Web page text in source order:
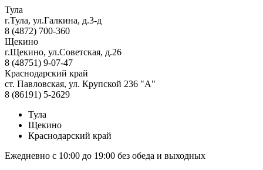
Тула
г.Тула, ул.Галкина, д.3-д
8 (4872) 700-360
Щекино
г.Щекино, ул.Советская, д.26
8 (48751) 9-07-47
Краснодарский край
ст. Павловская, ул. Крупской 236 "А"
8 (86191) 5-2629
Тула
Щекино
Краснодарский край
Ежедневно с 10:00 до 19:00 без обеда и выходных